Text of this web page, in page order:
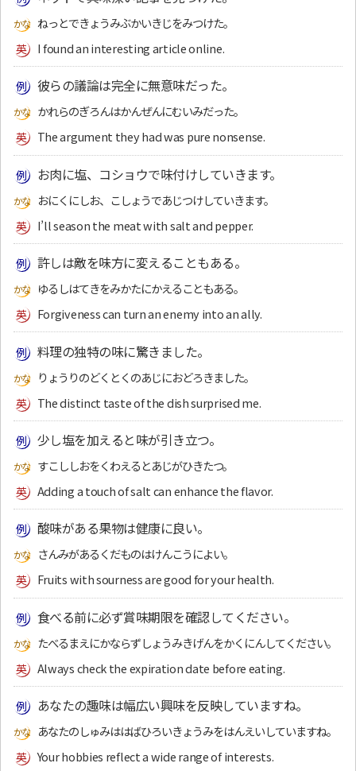
ねっとできょうみぶかいきじをみつけた。
I found an interesting article online.
彼らの議論は完全に無意味だった。
かれらのぎろんはかんぜんにむいみだった。
The argument they had was pure nonsense.
お肉に塩、コショウで味付けしていきます。
おにくにしお、こしょうであじつけしていきます。
I’ll season the meat with salt and pepper.
許しは敵を味方に変えることもある。
ゆるしはてきをみかたにかえることもある。
Forgiveness can turn an enemy into an ally.
料理の独特の味に驚きました。
りょうりのどくとくのあじにおどろきました。
The distinct taste of the dish surprised me.
少し塩を加えると味が引き立つ。
すこししおをくわえるとあじがひきたつ。
Adding a touch of salt can enhance the flavor.
酸味がある果物は健康に良い。
さんみがあるくだものはけんこうによい。
Fruits with sourness are good for your health.
食べる前に必ず賞味期限を確認してください。
たべるまえにかならずしょうみきげんをかくにんしてください。
Always check the expiration date before eating.
あなたの趣味は幅広い興味を反映していますね。
あなたのしゅみははばひろいきょうみをはんえいしていますね。
Your hobbies reflect a wide range of interests.